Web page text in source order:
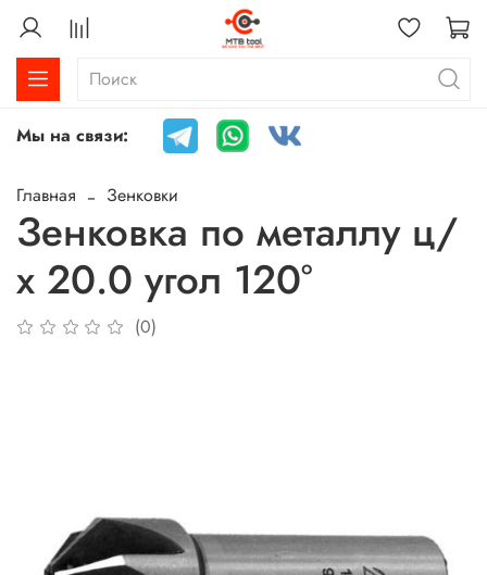
Мы на связи:
Главная Зенковки
Зенковка по металлу ц/
х 20.0 угол 120°
(0)